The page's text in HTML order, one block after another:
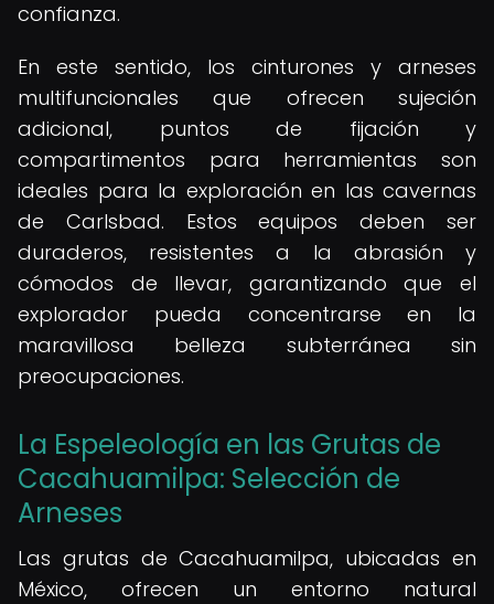
confianza.
En este sentido, los cinturones y arneses
multifuncionales que ofrecen sujeción
adicional, puntos de fijación y
compartimentos para herramientas son
ideales para la exploración en las cavernas
de Carlsbad. Estos equipos deben ser
duraderos, resistentes a la abrasión y
cómodos de llevar, garantizando que el
explorador pueda concentrarse en la
maravillosa belleza subterránea sin
preocupaciones.
La Espeleología en las Grutas de
Cacahuamilpa: Selección de
Arneses
Las grutas de Cacahuamilpa, ubicadas en
México, ofrecen un entorno natural